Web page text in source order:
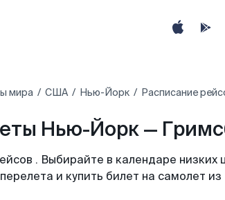
мира США Нью-Йорк Расписание
Нью-Йорк —
. Выбирайте в календаре низких
и купить билет на самолет